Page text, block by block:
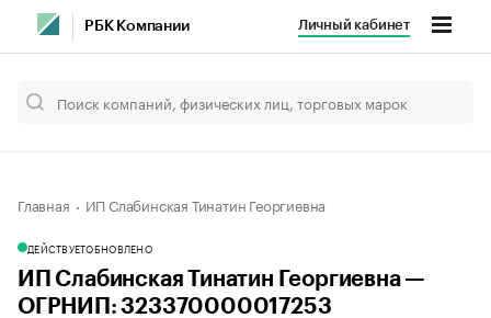
РБК Компании Личный кабинет
Главная ИП Слабинская Тинатин Георгиевна
ДЕЙСТВУЕТОБНОВЛЕНО
ИП Слабинская Тинатин Георгиевна —
ОГРНИП: 323370000017253